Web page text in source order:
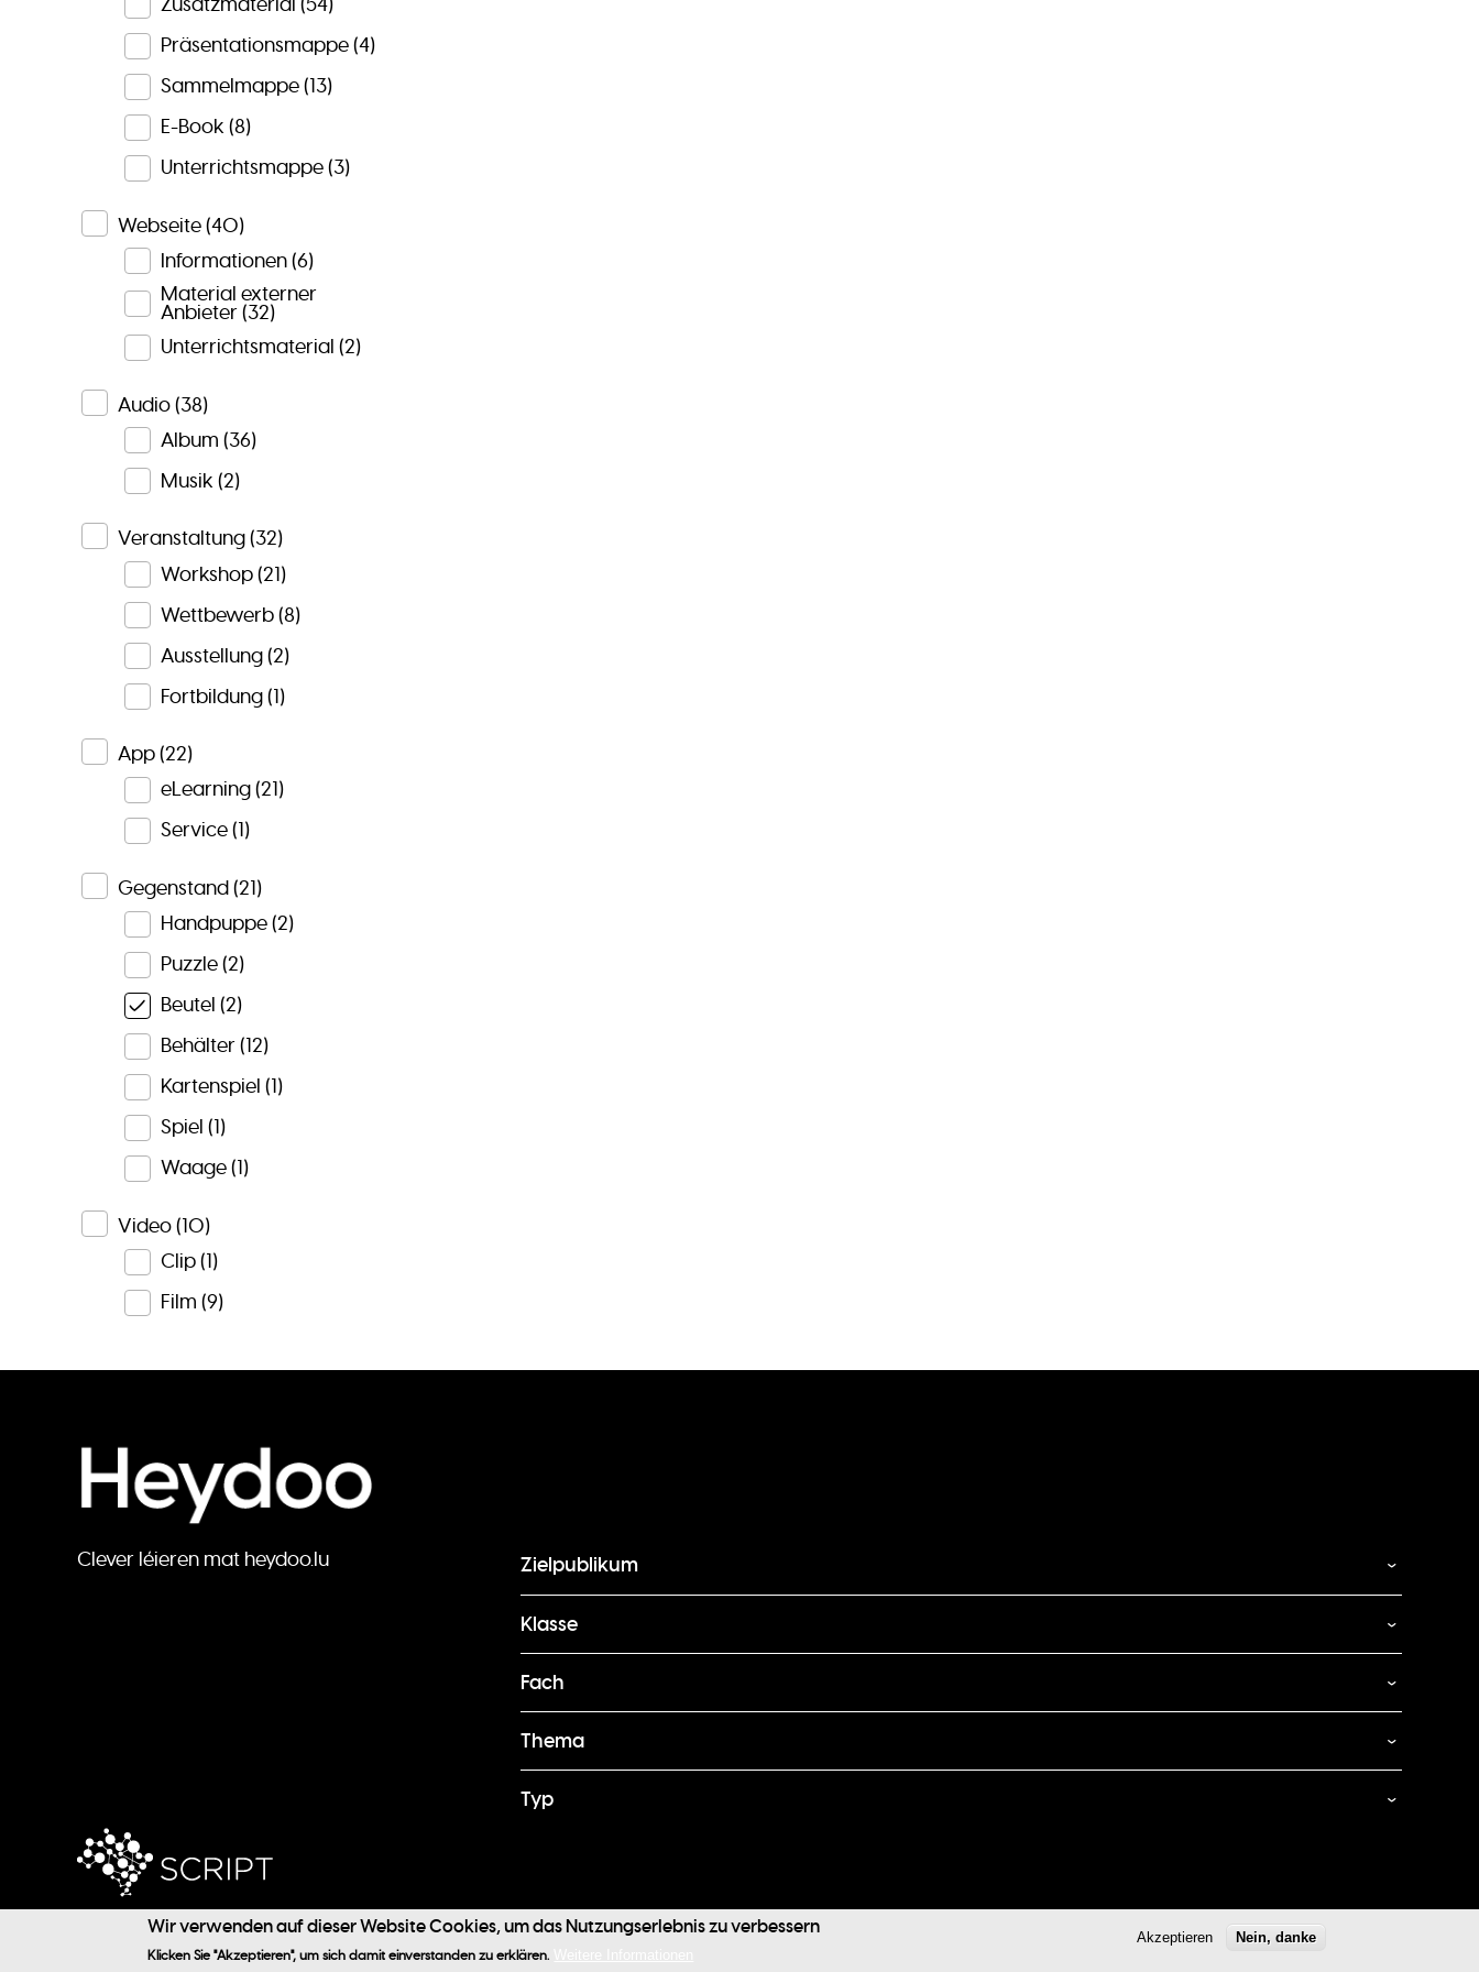
Präsentationsmappe (4)
Sammelmappe (13)
E-Book (8)
Unterrichtsmappe (3)
Webseite(40)
Informationen (6)
Material externer
Anbieter (32)
Unterrichtsmaterial (2)
Audio(38)
Album (36)
Musik (2)
Veranstaltung(32)
Workshop (21)
Wettbewerb (8)
Ausstellung (2)
Fortbildung (1)
App(22)
eLearning (21)
Service (1)
Gegenstand(21)
Handpuppe (2)
Puzzle (2)
Beutel (2)
Behälter (12)
Kartenspiel (1)
Spiel (1)
Waage (1)
Video(10)
Clip (1)
Film (9)
Clever léieren mat heydoo.lu Zielpublikum
Klasse
Fach
Thema
Typ
@ 2024 SCRIPT / Heydoo
Fußzeilenmenü
Rechtliche Hinweise
Wir verwenden auf dieser Website Cookies, um das Nutzungserlebnis zu verbessern
Klicken Sie "Akzeptieren", um sich damit einverstanden zu erklären.
Akzeptieren Nein, danke